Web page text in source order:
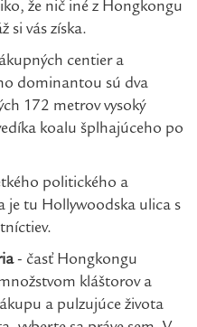
že nič iné z Hongkongu
si vás získa.
centier a
dominantou sú dva
172 metrov vysoký
koalu šplhajúceho po
politického a
je tu Hollywoodska ulica s
- časť Hongkongu
kláštorov a
a pulzujúce života